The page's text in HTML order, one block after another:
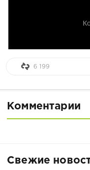
6 199
Комментарии
Свежие